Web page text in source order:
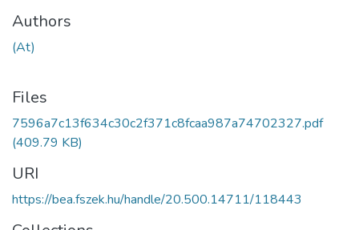
Authors
(At)
Files
7596a7c13f634c30c2f371c8fcaa987a74702327.pdf
(409.79 KB)
URI
https://bea.fszek.hu/handle/20.500.14711/118443